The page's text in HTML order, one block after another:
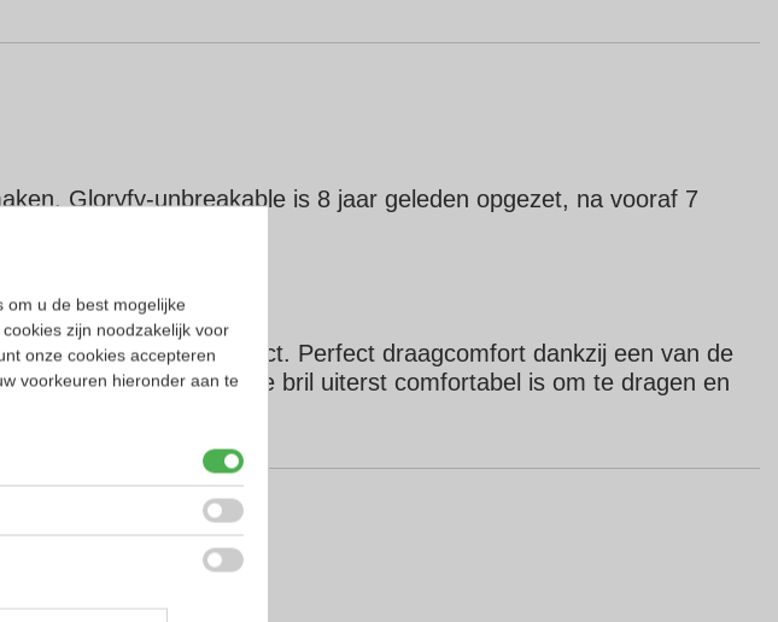
Gloryfy-unbreakable is 8 jaar geleden opgezet, na vooraf 7
het geheugeneffect. Perfect draagcomfort dankzij een van de
zorgt ervoor dat de bril uiterst comfortabel is om te dragen en
om u de best mogelijke
zijn noodzakelijk voor
onze cookies accepteren
voorkeuren hieronder aan te